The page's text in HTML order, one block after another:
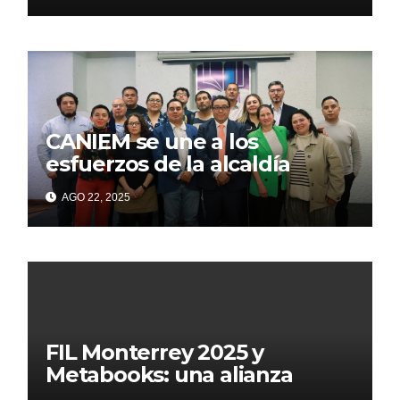
CANIEM se une a los
esfuerzos de la alcaldía
Iztapalapa para acercar a
grupos vulnerables a la
lectura
AGO 22, 2025
FIL Monterrey 2025 y
Metabooks: una alianza